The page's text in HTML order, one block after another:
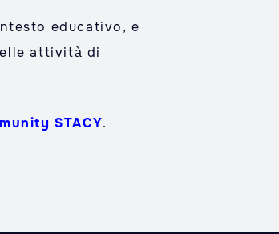
educativo, e
attività di
STACY.